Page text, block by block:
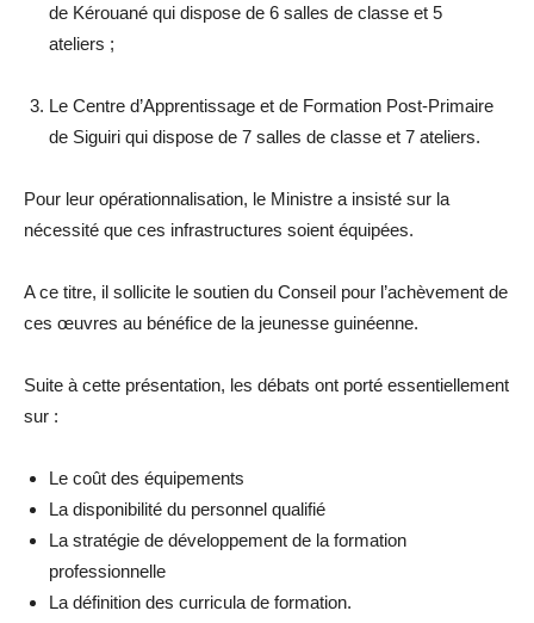
de Kérouané qui dispose de 6 salles de classe et 5
ateliers ;
Le Centre d’Apprentissage et de Formation Post-Primaire
de Siguiri qui dispose de 7 salles de classe et 7 ateliers.
Pour leur opérationnalisation, le Ministre a insisté sur la
nécessité que ces infrastructures soient équipées.
A ce titre, il sollicite le soutien du Conseil pour l’achèvement de
ces œuvres au bénéfice de la jeunesse guinéenne.
Suite à cette présentation, les débats ont porté essentiellement
sur :
Le coût des équipements
La disponibilité du personnel qualifié
La stratégie de développement de la formation
professionnelle
La définition des curricula de formation.